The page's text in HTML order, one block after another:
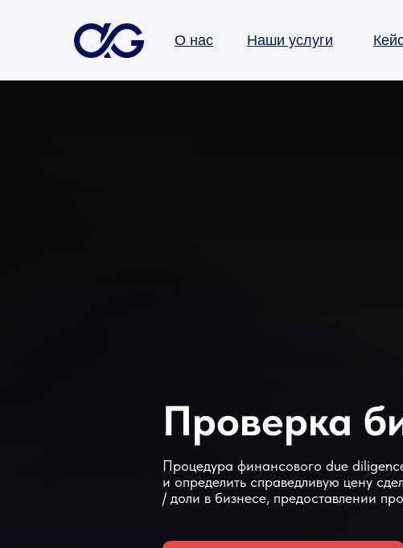
О нас Наши услуги
Проверка
Процедура финансового due
и определить справедливую цену
/ доли в бизнесе, предоставлении